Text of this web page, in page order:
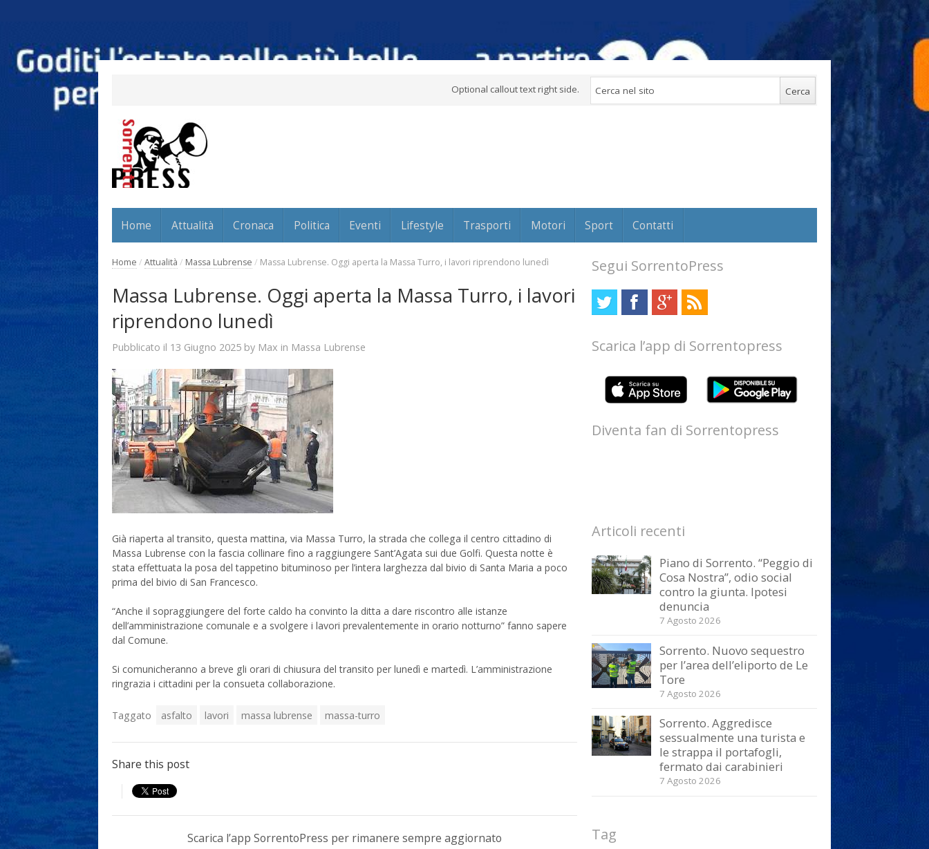
Optional callout text right side.
Home Attualità Cronaca Politica Eventi Lifestyle Trasporti Motori Sport Contatti
Home / Attualità / Massa Lubrense / Massa Lubrense. Oggi aperta la Massa Turro, i lavori riprendono lunedì
Massa Lubrense. Oggi aperta la Massa Turro, i lavori
riprendono lunedì
Pubblicato il 13 Giugno 2025 by Max in Massa Lubrense
Già riaperta al transito, questa mattina, via Massa Turro, la strada che collega il centro cittadino di
Massa Lubrense con la fascia collinare fino a raggiungere Sant’Agata sui due Golfi. Questa notte è
stata effettuata la posa del tappetino bituminoso per l’intera larghezza dal bivio di Santa Maria a poco
prima del bivio di San Francesco.
“Anche il sopraggiungere del forte caldo ha convinto la ditta a dare riscontro alle istanze
dell’amministrazione comunale e a svolgere i lavori prevalentemente in orario notturno” fanno sapere
dal Comune.
Si comunicheranno a breve gli orari di chiusura del transito per lunedì e martedì. L’amministrazione
ringrazia i cittadini per la consueta collaborazione.
Taggato asfalto lavori massa lubrense massa-turro
Share this post
Scarica l’app SorrentoPress per rimanere sempre aggiornato
Segui SorrentoPress
Scarica l’app di Sorrentopress
Diventa fan di Sorrentopress
Articoli recenti
Piano di Sorrento. “Peggio di
Cosa Nostra”, odio social
contro la giunta. Ipotesi
denuncia
7 Agosto 2026
Sorrento. Nuovo sequestro
per l’area dell’eliporto de Le
Tore
7 Agosto 2026
Sorrento. Aggredisce
sessualmente una turista e
le strappa il portafogli,
fermato dai carabinieri
7 Agosto 2026
Tag